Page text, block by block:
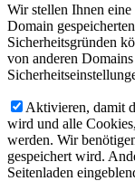
Wir stellen Ihnen
Domain
Sicherheitsgründen
von anderen
Aktivieren, damit
wird und alle
werden. Wir
gespeichert wird.
Seitenladen